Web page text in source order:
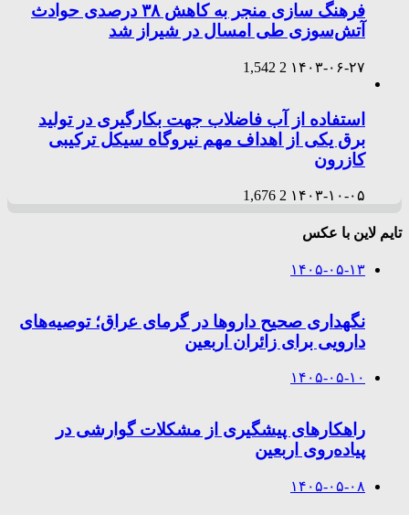
فرهنگ سازی منجر به کاهش ۳۸ درصدی حوادث
آتش‌سوزی طی امسال در شیراز شد
۱۴۰۳-۰۶-۲۷ 2
1,542
استفاده از آب فاضلاب جهت بکارگیری در تولید
برق یکی از اهداف مهم نیروگاه سیکل ترکیبی
کازرون
۱۴۰۳-۱۰-۰۵ 2
1,676
تایم لاین با عکس
۱۴۰۵-۰۵-۱۳
نگهداری صحیح داروها در گرمای عراق؛ توصیه‌های
دارویی برای زائران اربعین
۱۴۰۵-۰۵-۱۰
راهکارهای پیشگیری از مشکلات گوارشی در
پیاده‌روی اربعین
۱۴۰۵-۰۵-۰۸